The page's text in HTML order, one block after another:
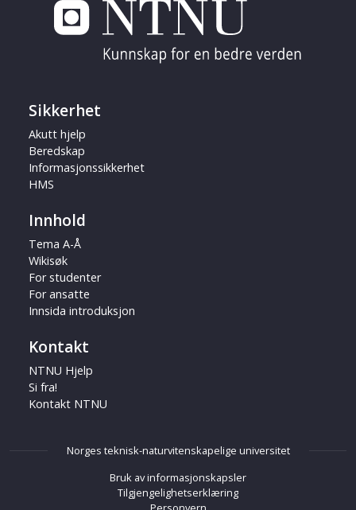
Sikkerhet
Akutt hjelp
Beredskap
Informasjonssikkerhet
HMS
Innhold
Tema A-Å
Wikisøk
For studenter
For ansatte
Innsida introduksjon
Kontakt
NTNU Hjelp
Si fra!
Kontakt NTNU
Norges teknisk-naturvitenskapelige universitet
Bruk av informasjonskapsler
Tilgjengelighetserklæring